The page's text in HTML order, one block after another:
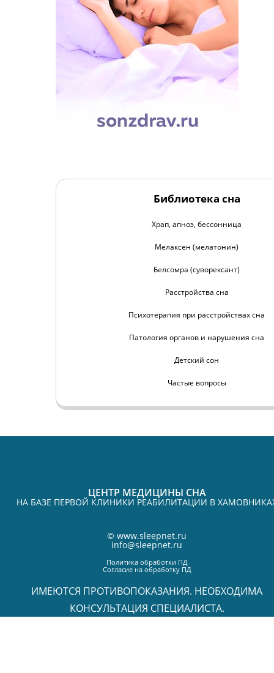
Библиотека сна
Храп, апноэ, бессонница
Мелаксен (мелатонин)
Белсомра (суворексант)
Расстройства сна
Психотерапия при расстройствах сна
Патология органов и нарушения сна
Детский сон
Частые вопросы
ЦЕНТР МЕДИЦИНЫ СНА
НА БАЗЕ ПЕРВОЙ КЛИНИКИ РЕАБИЛИТАЦИИ В
© www.sleepnet.ru
info@sleepnet.ru
Политика обработки ПД
Согласие на обработку ПД
ИМЕЮТСЯ ПРОТИВОПОКАЗАНИЯ. НЕОБХОДИМА
КОНСУЛЬТАЦИЯ СПЕЦИАЛИСТА.